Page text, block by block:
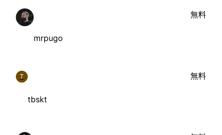
mrpugo
無料
T
tbskt
無料